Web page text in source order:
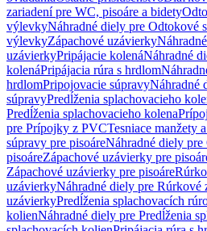
zariadení pre WC, pisoáre a bidety
výlevkyNáhradné diely pre Odtokové
výlevkyZápachové uzávierky
uzávierkyPripájacie kolenáNáhradné
kolenáPripájacia rúra s hrdlom
hrdlomPripojovacie súpravyNáhradné
súpravyPredĺženia splachovacieho
Predĺženia splachovacieho kolena
pre Prípojky z PVCTesniace manžety
súpravy pre pisoáreNáhradné diely
pisoáreZápachové uzávierky pre
Zápachové uzávierky pre pisoáre
uzávierkyNáhradné diely pre Rúrkové
uzávierkyPredĺženia splachovacích
kolienNáhradné diely pre Predĺženia